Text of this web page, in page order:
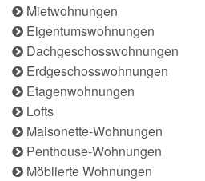
Mietwohnungen
Eigentumswohnungen
Dachgeschosswohnungen
Erdgeschosswohnungen
Etagenwohnungen
Lofts
Maisonette-Wohnungen
Penthouse-Wohnungen
Möblierte Wohnungen